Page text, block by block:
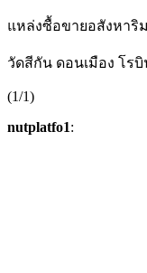
แหล่งซื้อขายอสังหาริ
วัดสีกัน ดอนเมือง โร
(1/1)
nutplatfo1: